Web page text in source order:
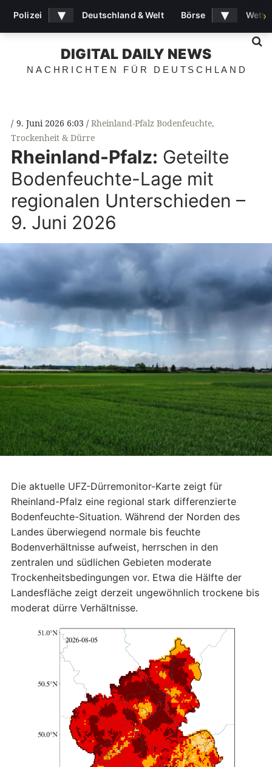
DIGITAL DAILY NEWS
NACHRICHTEN FÜR DEUTSCHLAND
9. Juni 2026 6:03 Rheinland-Pfalz Bodenfeuchte,
Trockenheit & Dürre
Rheinland-Pfalz: Geteilte
Bodenfeuchte-Lage mit
regionalen Unterschieden –
9. Juni 2026
Die aktuelle UFZ-Dürremonitor-Karte zeigt für
Rheinland-Pfalz eine regional stark differenzierte
Bodenfeuchte-Situation. Während der Norden des
Landes überwiegend normale bis feuchte
Bodenverhältnisse aufweist, herrschen in den
zentralen und südlichen Gebieten moderate
Trockenheitsbedingungen vor. Etwa die Hälfte der
Landesfläche zeigt derzeit ungewöhnlich trockene bis
moderat dürre Verhältnisse.
Polizei ▾ Deutschland & Welt Börse ▾ ›